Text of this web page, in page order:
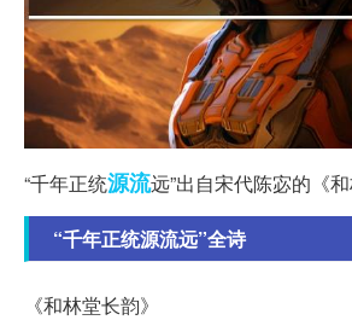
“千年正统源流远”出自宋代陈宓的《和
“千年正统源流远”全诗
《和林堂长韵》